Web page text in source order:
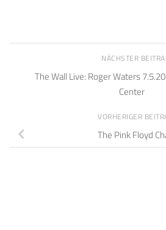
NÄCHSTER
The Wall Live: Roger Waters
Center
VORHERIGER
The Pink Floyd